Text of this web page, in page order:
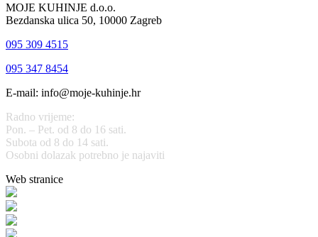
MOJE KUHINJE d.o.o.
Bezdanska ulica 50, 10000 Zagreb
095 309 4515
095 347 8454
E-mail: info@moje-kuhinje.hr
Radno vrijeme:
Pon. – Pet. od 8 do 16 sati.
Subota od 8 do 14 sati.
Osobni dolazak potrebno je najaviti
Web stranice